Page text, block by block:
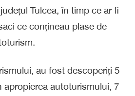
Tulcea, în timp ce ar fi
ce conțineau plase de
au fost descoperiți 5
apropierea autoturismului, 7